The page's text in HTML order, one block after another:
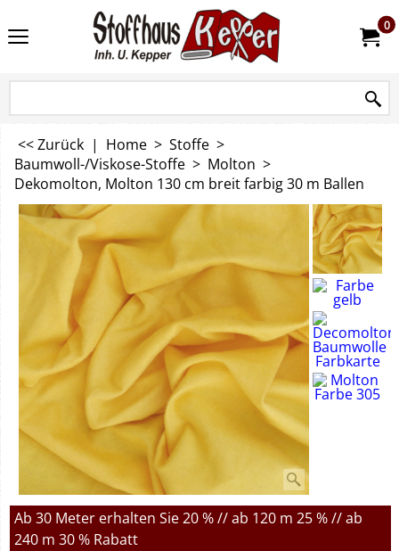
0
<< Zurück | Home > Stoffe >
Baumwoll-/Viskose-Stoffe > Molton >
Dekomolton, Molton 130 cm breit farbig 30 m Ballen
Ab 30 Meter erhalten Sie 20 % // ab 120 m 25 % // ab
240 m 30 % Rabatt